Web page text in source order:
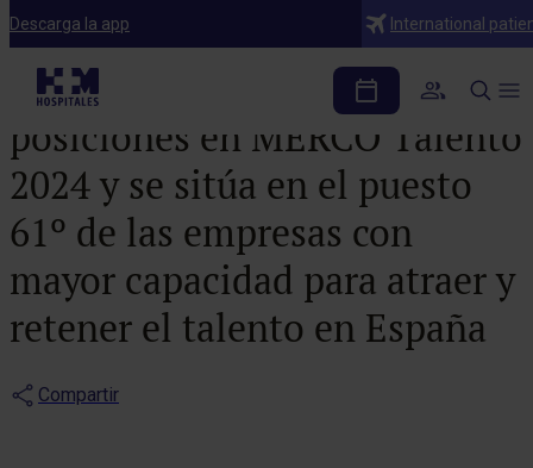
Descarga la app International
Noticias
HM Hospitales sube 39
posiciones en MERCO Talento
2024 y se sitúa en el puesto
61º de las empresas con
mayor capacidad para atraer y
retener el talento en España
Compartir